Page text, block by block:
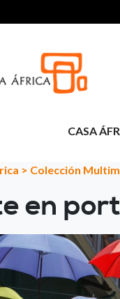
CASA
> Colección
en